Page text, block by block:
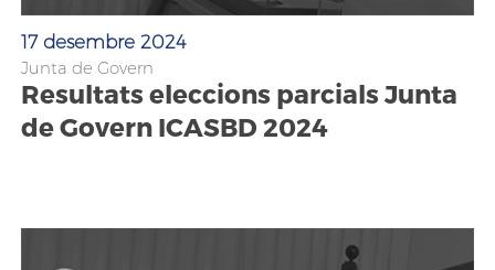
17 desembre 2024
Junta de Govern
Resultats eleccions parcials Junta
de Govern ICASBD 2024